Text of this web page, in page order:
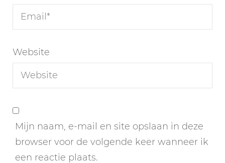
Website
Mijn naam, e-mail en site opslaan in deze
browser voor de volgende keer wanneer ik
een reactie plaats.